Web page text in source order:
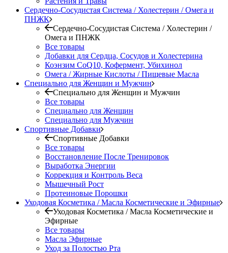
Сердечно-Сосудистая Система / Холестерин / Омега и
ПНЖК
Сердечно-Сосудистая Система / Холестерин /
Омега и ПНЖК
Все товары
Добавки для Сердца, Сосудов и Холестерина
Коэнзим CoQ10, Кофермент, Убихинол
Омега / Жирные Кислоты / Пищевые Масла
Специально для Женщин и Мужчин
Специально для Женщин и Мужчин
Все товары
Специально для Женщин
Специально для Мужчин
Спортивные Добавки
Спортивные Добавки
Все товары
Восстановление После Тренировок
Выработка Энергии
Коррекция и Контроль Веса
Мышечный Рост
Протеиновые Порошки
Уходовая Косметика / Масла Косметические и Эфирные
Уходовая Косметика / Масла Косметические и
Эфирные
Все товары
Масла Эфирные
Уход за Полостью Рта